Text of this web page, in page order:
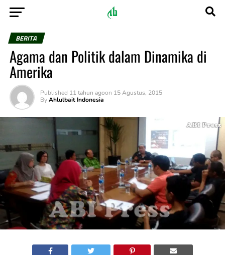
BERITA
Agama dan Politik dalam Dinamika di
Amerika
Published 11 tahun agoon 15 Agustus, 2015
By Ahlulbait Indonesia